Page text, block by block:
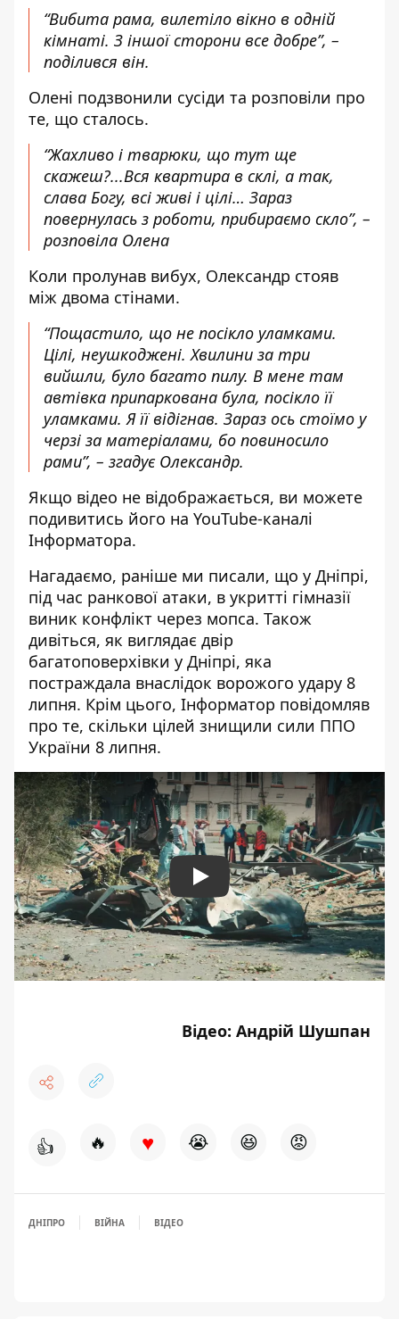
“Вибита рама, вилетіло вікно в одній
кімнаті. З іншої сторони все добре”, –
поділився він.
Олені подзвонили сусіди та розповіли про
те, що сталось.
“Жахливо і тварюки, що тут ще
скажеш?...Вся квартира в склі, а так,
слава Богу, всі живі і цілі… Зараз
повернулась з роботи, прибираємо скло”, –
розповіла Олена
Коли пролунав вибух, Олександр стояв
між двома стінами.
“Пощастило, що не посікло уламками.
Цілі, неушкоджені. Хвилини за три
вийшли, було багато пилу. В мене там
автівка припаркована була, посікло її
уламками. Я її відігнав. Зараз ось стоїмо у
черзі за матеріалами, бо повиносило
рами”, – згадує Олександр.
Якщо відео не відображається, ви можете
подивитись його на YouTube-каналі
Інформатора.
Нагадаємо, раніше ми писали, що у Дніпрі,
під час ранкової атаки, в укритті гімназії
виник конфлікт через мопса. Також
дивіться, як виглядає двір
багатоповерхівки у Дніпрі, яка
постраждала внаслідок ворожого удару 8
липня. Крім цього, Інформатор повідомляв
про те, скільки цілей знищили сили ППО
України 8 липня.
Play
Відео: Андрій Шушпан
👍 🔥 ♥ 😭 😆 😡
ДНІПРО ВІЙНА ВІДЕО